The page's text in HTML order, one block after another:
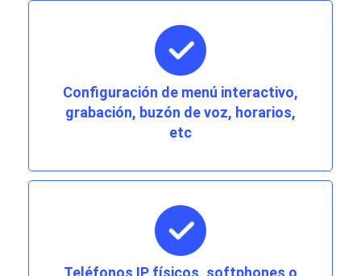
Configuración de menú interactivo,
grabación, buzón de voz, horarios,
etc